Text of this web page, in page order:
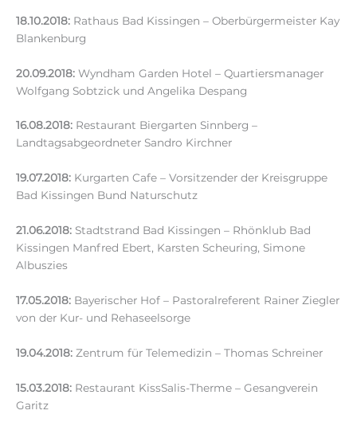
18.10.2018: Rathaus Bad Kissingen – Oberbürgermeister Kay
Blankenburg
20.09.2018: Wyndham Garden Hotel – Quartiersmanager
Wolfgang Sobtzick und Angelika Despang
16.08.2018: Restaurant Biergarten Sinnberg –
Landtagsabgeordneter Sandro Kirchner
19.07.2018: Kurgarten Cafe – Vorsitzender der Kreisgruppe
Bad Kissingen Bund Naturschutz
21.06.2018: Stadtstrand Bad Kissingen – Rhönklub Bad
Kissingen Manfred Ebert, Karsten Scheuring, Simone
Albuszies
17.05.2018: Bayerischer Hof – Pastoralreferent Rainer Ziegler
von der Kur- und Rehaseelsorge
19.04.2018: Zentrum für Telemedizin – Thomas Schreiner
15.03.2018: Restaurant KissSalis-Therme – Gesangverein
Garitz